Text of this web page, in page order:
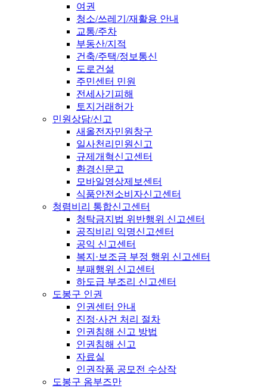
여권
청소/쓰레기/재활용 안내
교통/주차
부동산/지적
건축/주택/정보통신
도로건설
주민센터 민원
전세사기피해
토지거래허가
민원상담/신고
새올전자민원창구
일사천리민원신고
규제개혁신고센터
환경신문고
모바일영상제보센터
식품안전소비자신고센터
청렴비리 통합신고센터
청탁금지법 위반행위 신고센터
공직비리 익명신고센터
공익 신고센터
복지·보조금 부정 행위 신고센터
부패행위 신고센터
하도급 부조리 신고센터
도봉구 인권
인권센터 안내
진정·사건 처리 절차
인권침해 신고 방법
인권침해 신고
자료실
인권작품 공모전 수상작
도봉구 옴부즈만